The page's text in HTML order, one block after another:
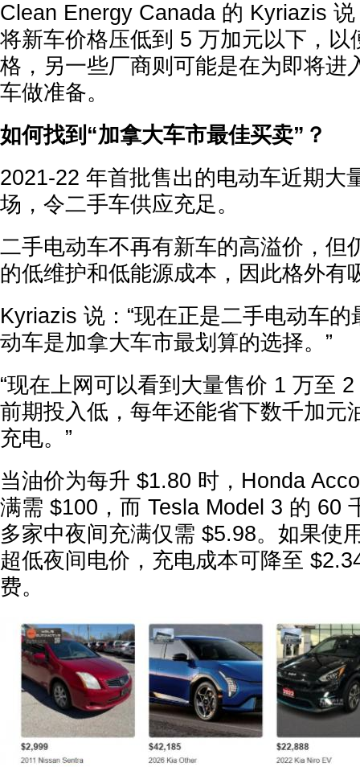
Clean Energy Canada 的 Kyriazis
将新车价格压低到 5 万加元以下，以
格，另一些厂商则可能是在为即将进
车做准备。
如何找到“加拿大车市最佳买卖”？
2021-22 年首批售出的电动车近期大
场，令二手车供应充足。
二手电动车不再有新车的高溢价，但
的低维护和低能源成本，因此格外有
Kyriazis 说：“现在正是二手电动车
动车是加拿大车市最划算的选择。”
“现在上网可以看到大量售价 1 万至
前期投入低，每年还能省下数千加元
充电。”
当油价为每升 $1.80 时，Honda
满需 $100，而 Tesla Model 3 的 60
多家中夜间充满仅需 $5.98。如果使
超低夜间电价，充电成本可降至
费。